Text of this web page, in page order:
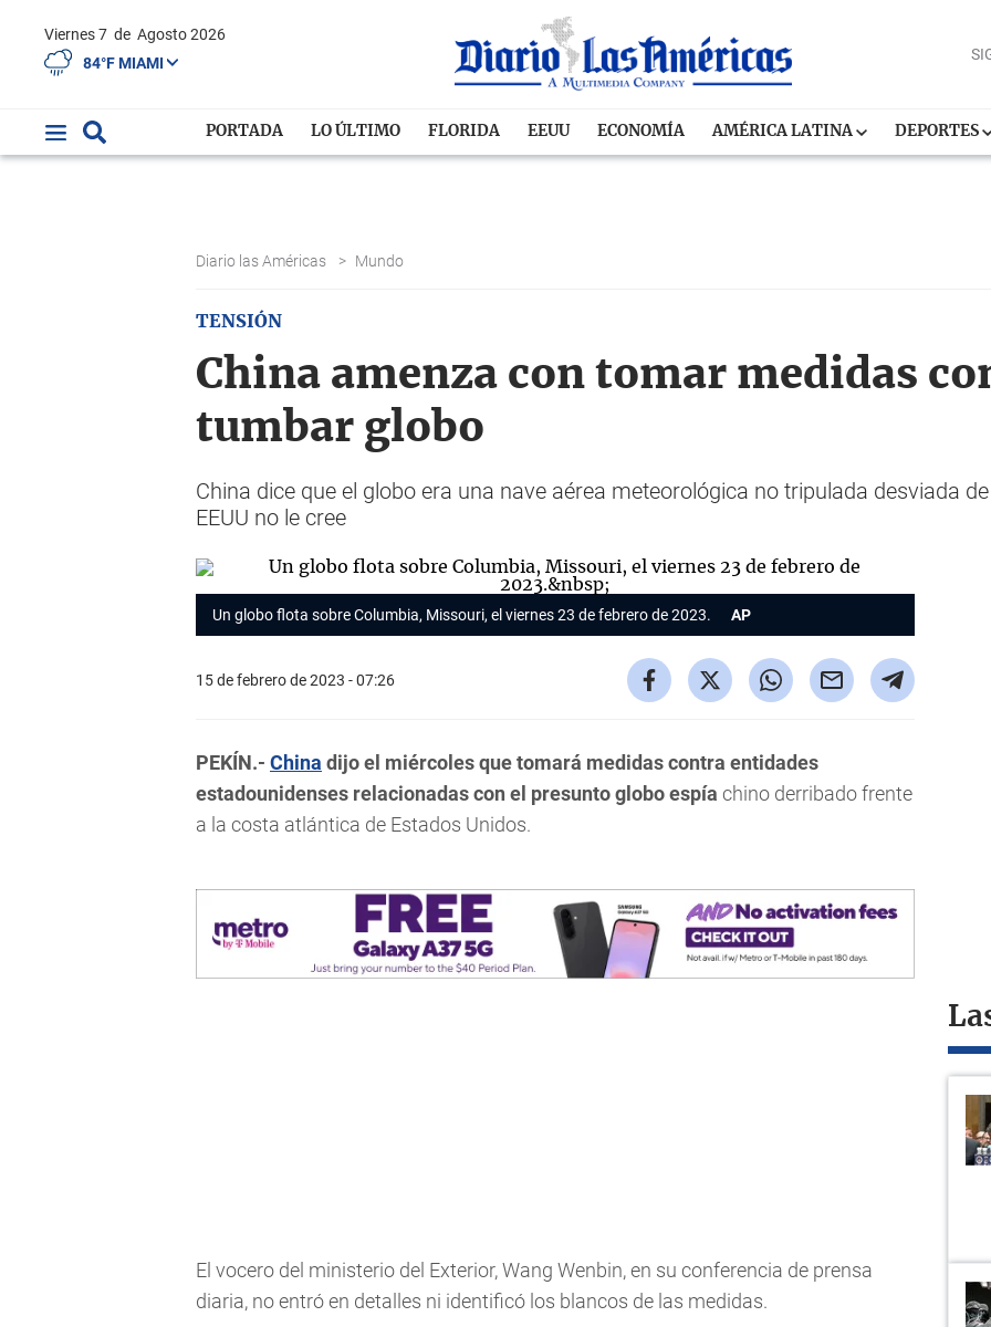
Viernes 7 de Agosto 2026
84°F MIAMI
PORTADA LO ÚLTIMO FLORIDA EEUU ECONOMÍA AMÉRICA LATINA DEPORTES
Diario las Américas > Mundo
TENSIÓN
China amenza con tomar medidas
tumbar globo
China dice que el globo era una nave aérea meteorológica no tripulada desviada
EEUU no le cree
Un globo flota sobre Columbia, Missouri, el viernes 23 de febrero de 2023. AP
15 de febrero de 2023 - 07:26
PEKÍN.- China dijo el miércoles que tomará medidas contra entidades
estadounidenses relacionadas con el presunto globo espía chino derribado frente
a la costa atlántica de Estados Unidos.
El vocero del ministerio del Exterior, Wang Wenbin, en su conferencia de prensa
diaria, no entró en detalles ni identificó los blancos de las medidas.